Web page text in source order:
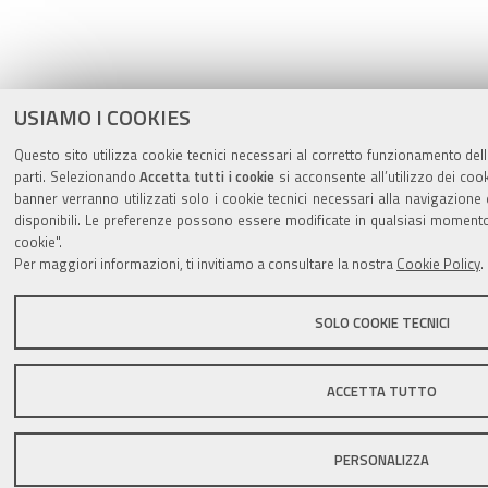
USIAMO I COOKIES
Questo sito utilizza cookie tecnici necessari al corretto funzionamento
parti. SelezionandoAccetta tutti i cookie si acconsente all’utilizzo dei
banner verranno utilizzati solo i cookie tecnici necessari alla
disponibili. Le preferenze possono essere modificate in qualsiasi
cookie".
Per maggiori informazioni, ti invitiamo a consultare la nostra Cookie Policy.
SOLO COOKIE TECNICI
ACCETTA TUTTO
PERSONALIZZA